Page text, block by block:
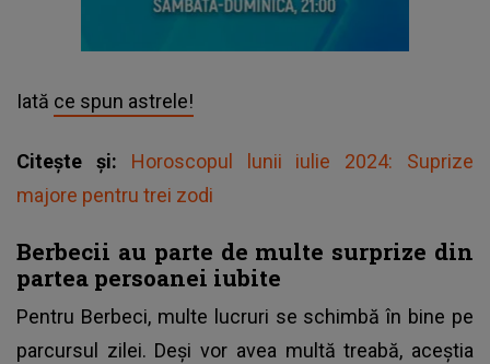
Iată ce spun astrele!
Citește și: Horoscopul lunii iulie 2024: Suprize
majore pentru trei zodi
Berbecii au parte de multe surprize din
partea persoanei iubite
Pentru Berbeci, multe lucruri se schimbă în bine pe
parcursul zilei. Deși vor avea multă treabă, aceștia